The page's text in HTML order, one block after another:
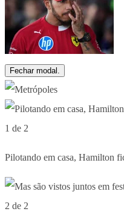
Fechar modal.
1 de 2
Pilotando em casa, Hamilton
2 de 2